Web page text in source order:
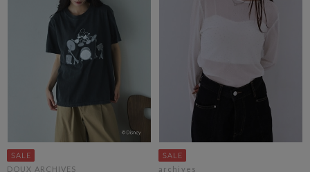
DOUX ARCHIVES archives